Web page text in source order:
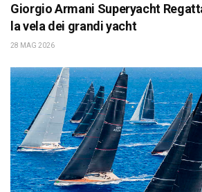
Giorgio Armani Superyacht
la vela dei grandi yacht
28 MAG 2026